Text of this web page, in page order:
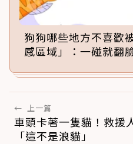
狗狗哪些地方不喜歡
感區域」：一碰就翻
← 上一篇
車頭卡著一隻貓！救援
「這不是浪貓」